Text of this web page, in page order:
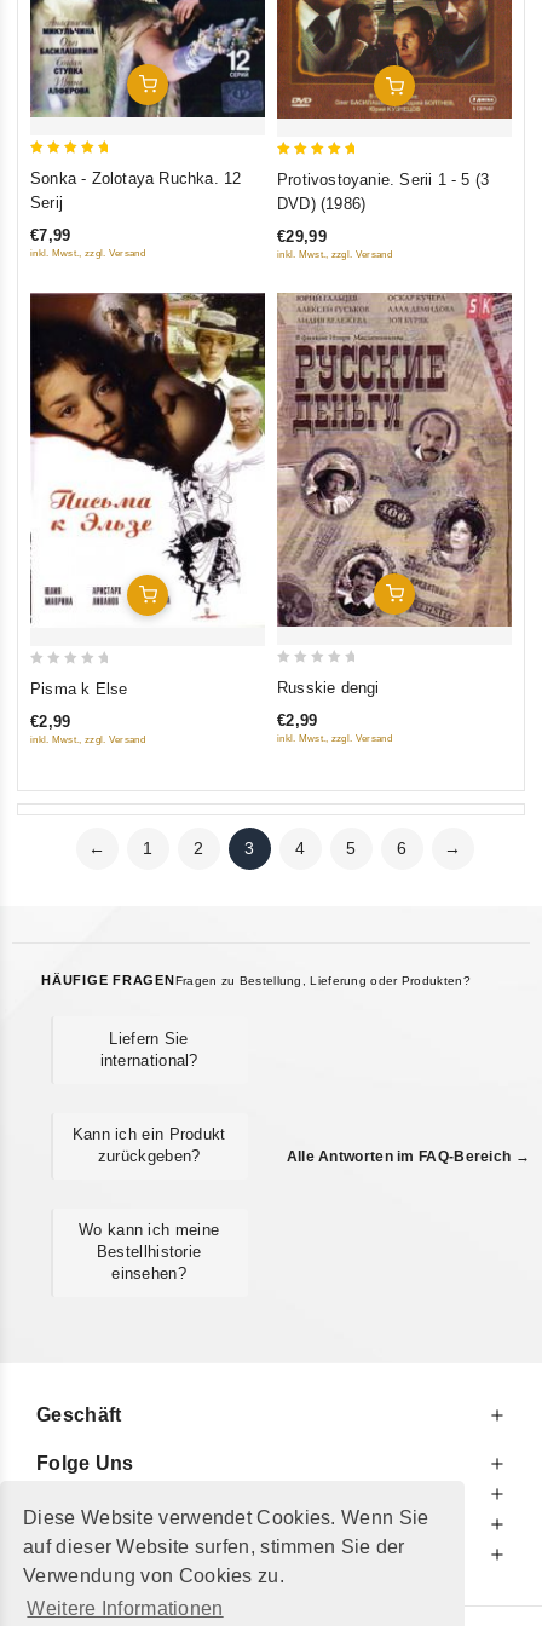
Diese Website verwendet Cookies. Wenn Sie
auf dieser Website surfen, stimmen Sie der
Verwendung von Cookies zu.
Weitere Informationen
In Den Warenkorb
Sonka - Zolotaya Ruchka. 12
Serij
€7,99
inkl. Mwst., zzgl. Versand
In Den Warenkorb
Protivostoyanie. Serii 1 - 5 (3
DVD) (1986)
€29,99
inkl. Mwst., zzgl. Versand
In Den Warenkorb
of
Pisma k Else
€2,99
inkl. Mwst., zzgl. Versand
In Den Warenkorb
of
Russkie dengi
€2,99
inkl. Mwst., zzgl. Versand
← 1 2 3 4 5 6 →
HÄUFIGE FRAGEN Fragen zu Bestellung, Lieferung oder Produkten?
Liefern Sie
international?
Kann ich ein Produkt
zurückgeben?
Wo kann ich meine
Bestellhistorie
einsehen?
Alle Antworten im FAQ-Bereich →
Geschäft
Folge Uns
Zu Ihrer Information
Zusätzlich